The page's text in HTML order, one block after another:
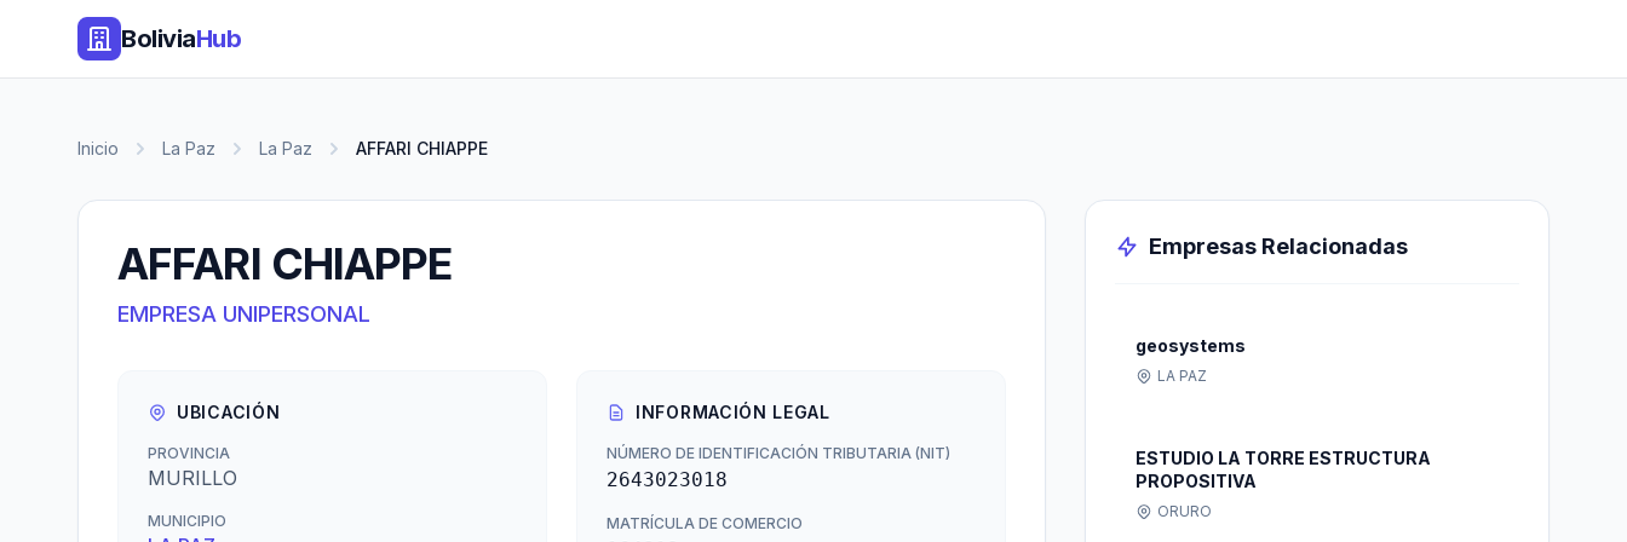
BoliviaHub
Inicio La Paz La Paz AFFARI CHIAPPE
AFFARI CHIAPPE
EMPRESA UNIPERSONAL
UBICACIÓN
PROVINCIA
MURILLO
MUNICIPIO
INFORMACIÓN LEGAL
NÚMERO DE IDENTIFICACIÓN TRIBUTARIA (NIT)
2643023018
MATRÍCULA DE COMERCIO
Empresas Relacionadas
geosystems
LA PAZ
ESTUDIO LA TORRE ESTRUCTURA
PROPOSITIVA
ORURO